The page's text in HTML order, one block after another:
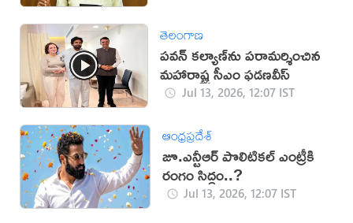
తెలంగాణ
పవన్ కల్యాణ్‌ను పరామర్శించిన
మహారాష్ట్ర సీఎం ఫడణవీస్
Jul 13, 2026, 12:07 IST
ఆంధ్రప్రదేశ్
జూ.ఎన్టీఆర్‌ పొలిటికల్‌ ఎంట్రీకి
రంగం సిద్ధం..?
Jul 13, 2026, 12:07 IST